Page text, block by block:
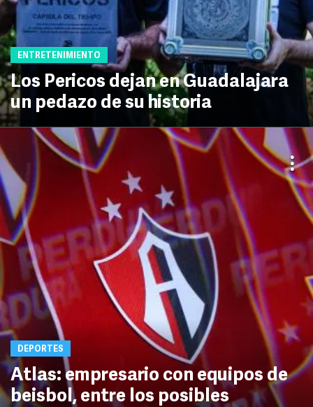
ENTRETENIMIENTO
Los Pericos dejan en Guadalajara
un pedazo de su historia
DEPORTES
Atlas: empresario con equipos de
beisbol, entre los posibles